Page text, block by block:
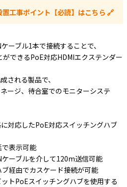
工事ポイント【必読】はこちら 🔗
ーブル1本で接続することで、
できるPoE対応HDMIエクステンダー
される製品で、
ージ、待合室でのモニターシステ
対応したPoE対応スイッチングハブ
表示可能
ーブルを介して120m送信可能
経由でカスケード接続が可能
トPoEスイッチングハブを使用する